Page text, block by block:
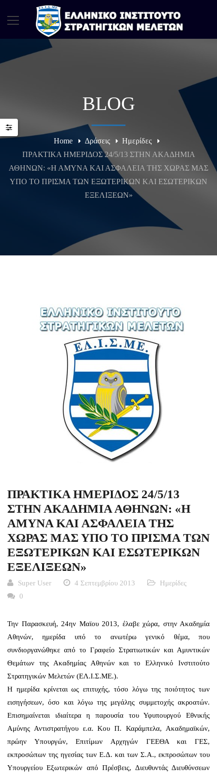
BLOG
Home Δράσεις
Ημερίδες
ΠΡΑΚΤΙΚΑ ΗΜΕΡΙΔΟΣ 24/5/13 ΣΤΗΝ ΑΚΑΔΗΜΙΑ
ΑΘΗΝΩΝ: «Η ΑΜΥΝΑ ΚΑΙ ΑΣΦΑΛΕΙΑ ΤΗΣ ΧΩΡΑΣ ΜΑΣ
ΥΠΟ ΤΟ ΠΡΙΣΜΑ ΤΩΝ ΕΞΩΤΕΡΙΚΩΝ ΚΑΙ ΕΣΩΤΕΡΙΚΩΝ
ΕΞΕΛΙΞΕΩΝ»
ΠΡΑΚΤΙΚΑ ΗΜΕΡΙΔΟΣ 24/5/13
ΣΤΗΝ ΑΚΑΔΗΜΙΑ ΑΘΗΝΩΝ: «Η
ΑΜΥΝΑ ΚΑΙ ΑΣΦΑΛΕΙΑ ΤΗΣ
ΧΩΡΑΣ ΜΑΣ ΥΠΟ ΤΟ ΠΡΙΣΜΑ ΤΩΝ
ΕΞΩΤΕΡΙΚΩΝ ΚΑΙ ΕΣΩΤΕΡΙΚΩΝ
ΕΞΕΛΙΞΕΩΝ»
Super User 4 Σεπτεμβρίου 2013
Ημερίδες
0
Την Παρασκευή, 24ην Μαϊου 2013, έλαβε χώρα, στην Ακαδημία
Αθηνών, ημερίδα υπό το ανωτέρω γενικό θέμα, που
συνδιοργανώθηκε από το Γραφείο Στρατιωτικών και Αμυντικών
Θεμάτων της Ακαδημίας Αθηνών και το Ελληνικό Ινστιτούτο
Στρατηγικών Μελετών (ΕΛ.Ι.Σ.ΜΕ.).
Η ημερίδα κρίνεται ως επιτυχής, τόσο λόγω της ποιότητος των
εισηγήσεων, όσο και λόγω της μεγάλης συμμετοχής ακροατών.
Επισημαίνεται ιδιαίτερα η παρουσία του Υφυπουργού Εθνικής
Αμύνης Αντιστρατήγου ε.α. Κου Π. Καράμπελα, Ακαδημαϊκών,
πρώην Υπουργών, Επιτίμων Αρχηγών ΓΕΕΘΑ και ΓΕΣ,
εκπροσώπων της ηγεσίας των Ε.Δ. και των Σ.Α., εκπροσώπων του
Υπουργείου Εξωτερικών από Πρέσβεις, Διευθυντάς Διευθύνσεων